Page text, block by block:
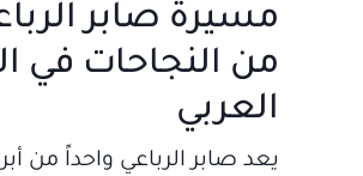
مسيرة صابر
من النجاحات في
العربي
يعد صابر الرباعي واحداً من